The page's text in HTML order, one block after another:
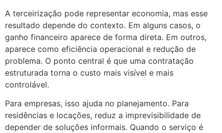
A terceirização pode representar economia, mas esse
resultado depende do contexto. Em alguns casos, o
ganho financeiro aparece de forma direta. Em outros,
aparece como eficiência operacional e redução de
problema. O ponto central é que uma contratação
estruturada torna o custo mais visível e mais
controlável.
Para empresas, isso ajuda no planejamento. Para
residências e locações, reduz a imprevisibilidade de
depender de soluções informais. Quando o serviço é